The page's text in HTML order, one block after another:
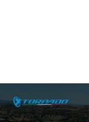
IBF sta per...